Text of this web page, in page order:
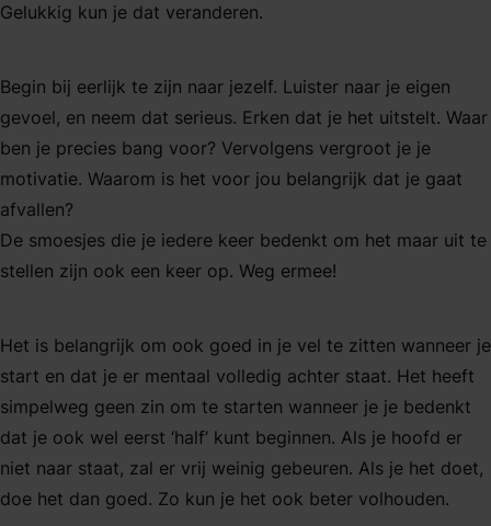
Gelukkig kun je dat veranderen.
Begin bij eerlijk te zijn naar jezelf. Luister naar je eigen
gevoel, en neem dat serieus. Erken dat je het uitstelt. Waar
ben je precies bang voor? Vervolgens vergroot je je
motivatie. Waarom is het voor jou belangrijk dat je gaat
afvallen?
De smoesjes die je iedere keer bedenkt om het maar uit te
stellen zijn ook een keer op. Weg ermee!
Het is belangrijk om ook goed in je vel te zitten wanneer je
start en dat je er mentaal volledig achter staat. Het heeft
simpelweg geen zin om te starten wanneer je je bedenkt
dat je ook wel eerst ‘half’ kunt beginnen. Als je hoofd er
niet naar staat, zal er vrij weinig gebeuren. Als je het doet,
doe het dan goed. Zo kun je het ook beter volhouden.